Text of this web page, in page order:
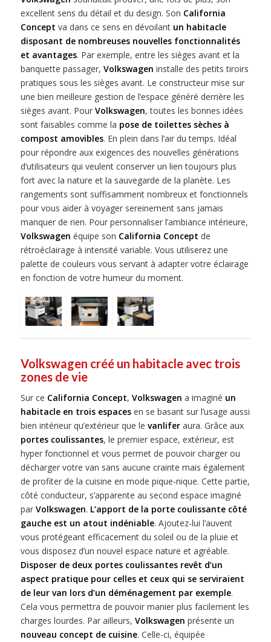
excellent sens du détail et du design. Son California
Concept va dans ce sens en dévoilant un habitacle
disposant de nombreuses nouvelles fonctionnalités
et avantages. Par exemple, entre les sièges avant et la
banquette passager, Volkswagen installe des petits tiroirs
pratiques sous les sièges avant. Le constructeur mise sur
une bien meilleure gestion de l’espace généré derrière les
sièges avant. Pour Volkswagen, toutes les bonnes idées
sont faisables comme la pose de toilettes sèches à
compost amovibles. En plein dans l’air du temps. Idéal
pour répondre aux exigences des nouvelles générations
d’utilisateurs qui veulent conserver un lien toujours plus
fort avec la nature et la sauvegarde de la planète. Les
rangements sont suffisamment nombreux et fonctionnels
pour vous aider à voyager sereinement sans jamais
manquer de rien. Pour personnaliser l’ambiance intérieure,
Volkswagen équipe son California Concept de
rétroéclairage à intensité variable. Vous utiliserez une
palette de couleurs vous servant à adapter votre éclairage
en fonction de votre humeur du moment.
Volkswagen créé un habitacle avec trois
zones de vie
Sur ce California Concept, Volkswagen a imaginé un
habitacle en trois espacesen se basant sur l’usage aussi
bien intérieur qu’extérieur que le vanliferaura. Grâce aux
portes coulissantes, le premier espace, extérieur, est
hyper fonctionnel et vous permet de pouvoir charger ou
décharger votre van sans aucune crainte mais également
de profiter de la cuisine en mode pique-nique. Cette partie,
côté conducteur, s’apparente au second espace imaginé
par Volkswagen. L’apport de la porte coulissante côté
gauche est un atout indéniable. Ajoutez-lui l’auvent
vous protégeant efficacement du soleil ou de la pluie et
vous disposez d’un nouvel espace nature et agréable.
Disposer de deux portes coulissantes revêt d’un
aspect pratique pour celles et ceux qui se serviraient
de leur van lors d’un déménagement par exemple.
Cela vous permettra de pouvoir manier plus facilement les
charges lourdes. Par ailleurs, Volkswagen présente un
nouveau concept de cuisine. Celle-ci, équipée